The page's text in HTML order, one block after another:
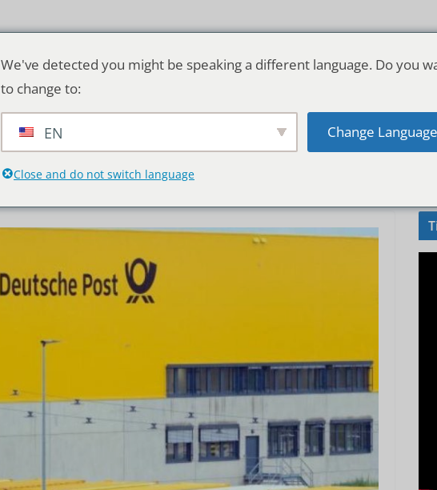
DEUTSCHLAND & WELT
We've detected you might be speaking a different language. Do you
to change to:
EN Change Language
Close and do not switch language